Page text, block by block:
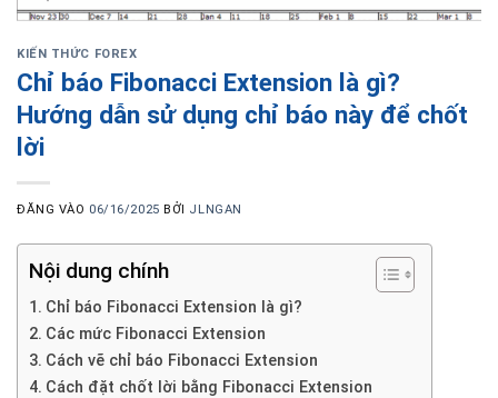
KIẾN THỨC FOREX
Chỉ báo Fibonacci Extension là gì?
Hướng dẫn sử dụng chỉ báo này để chốt
lời
ĐĂNG VÀO 06/16/2025 BỞI JLNGAN
Nội dung chính
Chỉ báo Fibonacci Extension là gì?
Các mức Fibonacci Extension
Cách vẽ chỉ báo Fibonacci Extension
Cách đặt chốt lời bằng Fibonacci Extension